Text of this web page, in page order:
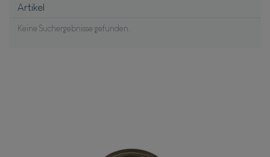
Artikel
Keine Suchergebnisse gefunden.